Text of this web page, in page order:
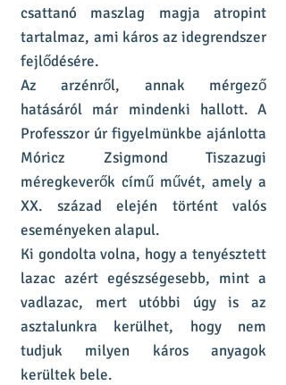
csattanó maszlag magja atropint
tartalmaz, ami káros az idegrendszer
fejlődésére.
Az arzénről, annak mérgező
hatásáról már mindenki hallott. A
Professzor úr figyelmünkbe ajánlotta
Móricz Zsigmond Tiszazugi
méregkeverők című művét, amely a
XX. század elején történt valós
eseményeken alapul.
Ki gondolta volna, hogy a tenyésztett
lazac azért egészségesebb, mint a
vadlazac, mert utóbbi úgy is az
asztalunkra kerülhet, hogy nem
tudjuk milyen káros anyagok
kerültek bele.